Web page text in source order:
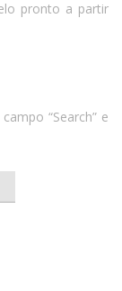
pronto a partir
“Search” e